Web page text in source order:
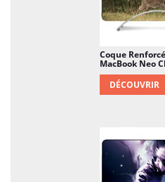
Coque
MacBook Neo
DÉCOUVRIR